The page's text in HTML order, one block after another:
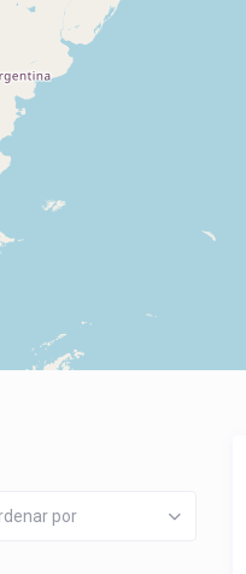
por